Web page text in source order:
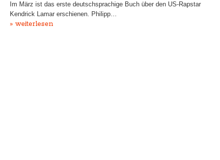
Im März ist das erste deutschsprachige Buch über den US-Rapstar
Kendrick Lamar erschienen. Philipp…
» weiterlesen